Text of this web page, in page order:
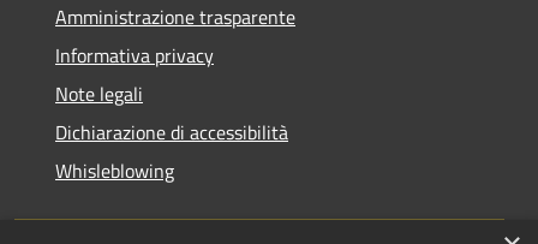
Amministrazione trasparente
Informativa privacy
Note legali
Dichiarazione di accessibilità
Whisleblowing